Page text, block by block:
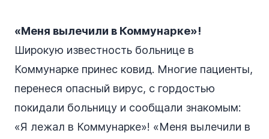
«Меня вылечили в Коммунарке»!
Широкую известность больнице в
Коммунарке принес ковид. Многие пациенты,
перенеся опасный вирус, с гордостью
покидали больницу и сообщали знакомым:
«Я лежал в Коммунарке»! «Меня вылечили в